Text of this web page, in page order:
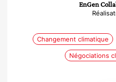
EnGen
Changement climatique
Négociations